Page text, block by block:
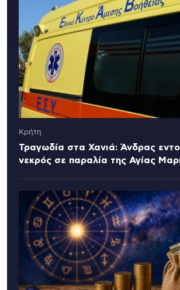
Κρήτη
Τραγωδία στα Χανιά: Άνδρας
νεκρός σε παραλία της Αγίας